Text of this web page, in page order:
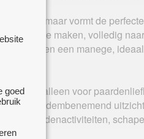
goed
maar vormt de
van te maken, volledig
bovendien een manege,
niet alleen voor
een adembenemend
met hondenactiviteiten,